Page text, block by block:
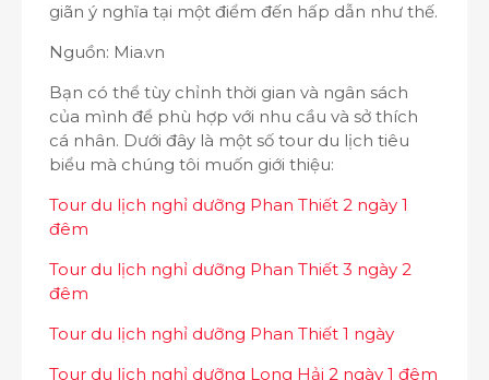
giãn ý nghĩa tại một điểm đến hấp dẫn như thế.
Nguồn: Mia.vn
Bạn có thể tùy chỉnh thời gian và ngân sách
của mình để phù hợp với nhu cầu và sở thích
cá nhân. Dưới đây là một số tour du lịch tiêu
biểu mà chúng tôi muốn giới thiệu:
Tour du lịch nghỉ dưỡng Phan Thiết 2 ngày 1
đêm
Tour du lịch nghỉ dưỡng Phan Thiết 3 ngày 2
đêm
Tour du lịch nghỉ dưỡng Phan Thiết 1 ngày
Tour du lịch nghỉ dưỡng Long Hải 2 ngày 1 đêm